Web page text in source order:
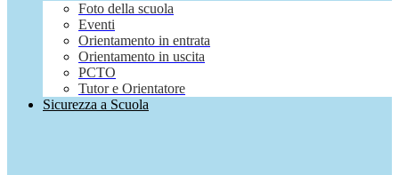
Foto della scuola
Eventi
Orientamento in entrata
Orientamento in uscita
PCTO
Tutor e Orientatore
Sicurezza a Scuola